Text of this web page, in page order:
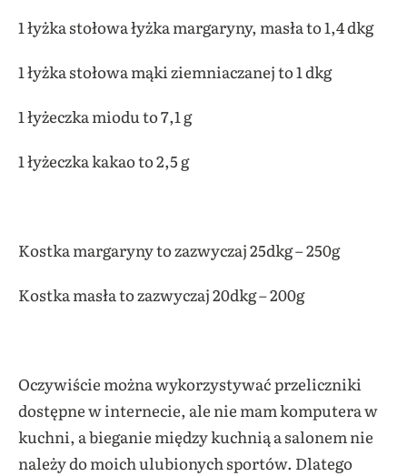
1 łyżka stołowa łyżka margaryny, masła to 1,4 dkg
1 łyżka stołowa mąki ziemniaczanej to 1 dkg
1 łyżeczka miodu to 7,1 g
1 łyżeczka kakao to 2,5 g
Kostka margaryny to zazwyczaj 25dkg – 250g
Kostka masła to zazwyczaj 20dkg – 200g
Oczywiście można wykorzystywać przeliczniki
dostępne w internecie, ale nie mam komputera w
kuchni, a bieganie między kuchnią a salonem nie
należy do moich ulubionych sportów. Dlatego